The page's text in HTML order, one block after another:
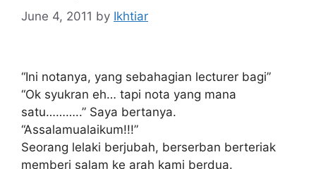
June 4, 2011 by Ikhtiar
“Ini notanya, yang sebahagian lecturer bagi”
“Ok syukran eh… tapi nota yang mana
satu………..” Saya bertanya.
“Assalamualaikum!!!”
Seorang lelaki berjubah, berserban berteriak
memberi salam ke arah kami berdua.